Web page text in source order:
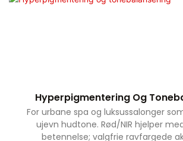
Hyperpigmentering Og
For urbane spa og luksussalonger
ujevn hudtone. Rød/NIR hjelper
betennelse; valgfrie ravfargede